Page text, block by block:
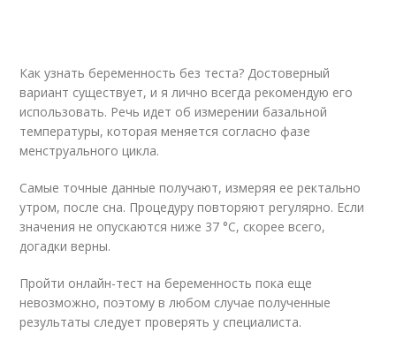
Как узнать беременность без теста? Достоверный
вариант существует, и я лично всегда рекомендую его
использовать. Речь идет об измерении базальной
температуры, которая меняется согласно фазе
менструального цикла.
Самые точные данные получают, измеряя ее ректально
утром, после сна. Процедуру повторяют регулярно. Если
значения не опускаются ниже 37 °С, скорее всего,
догадки верны.
Пройти онлайн-тест на беременность пока еще
невозможно, поэтому в любом случае полученные
результаты следует проверять у специалиста.